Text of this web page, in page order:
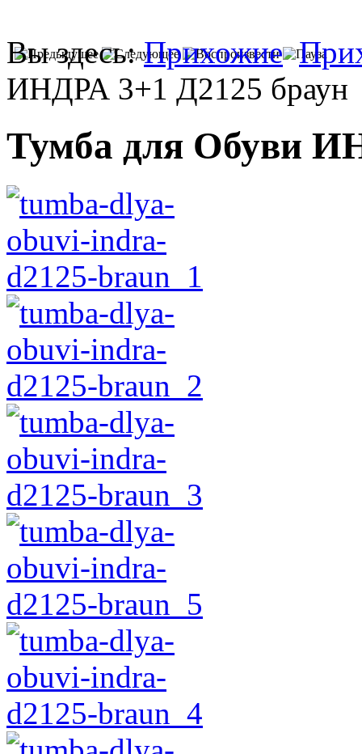
Вы здесь:Прихожие
ИНДРА 3+1 Д2125 браун
Тумба для Обуви